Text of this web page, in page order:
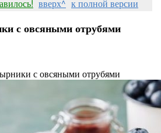
вверх^ к полной версии
с овсяными отрубями
с овсяными отрубями